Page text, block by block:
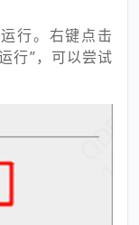
行。右键点击
行”，可以尝试